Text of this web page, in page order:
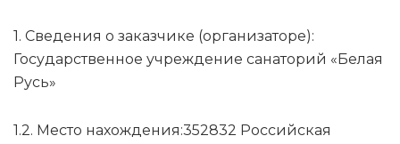
1. Сведения о заказчике (организаторе):
Государственное учреждение санаторий «Белая
Русь»
1.2. Место нахождения:352832 Российская